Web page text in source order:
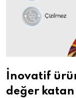
İnovatif
değer katan